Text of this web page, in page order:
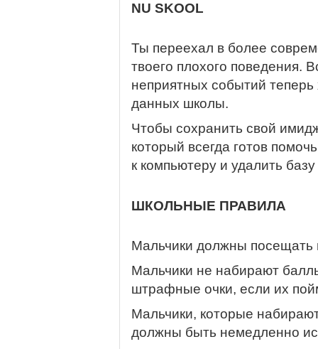
NU SKOOL
Ты переехал в более
твоего плохого поведения.
неприятных событий
данных школы.
Чтобы сохранить свой
который всегда готов
к компьютеру и удалить
ШКОЛЬНЫЕ ПРАВИЛА
Мальчики должны посещать
Мальчики не набирают
штрафные очки, если их
Мальчики, которые
должны быть немедленно